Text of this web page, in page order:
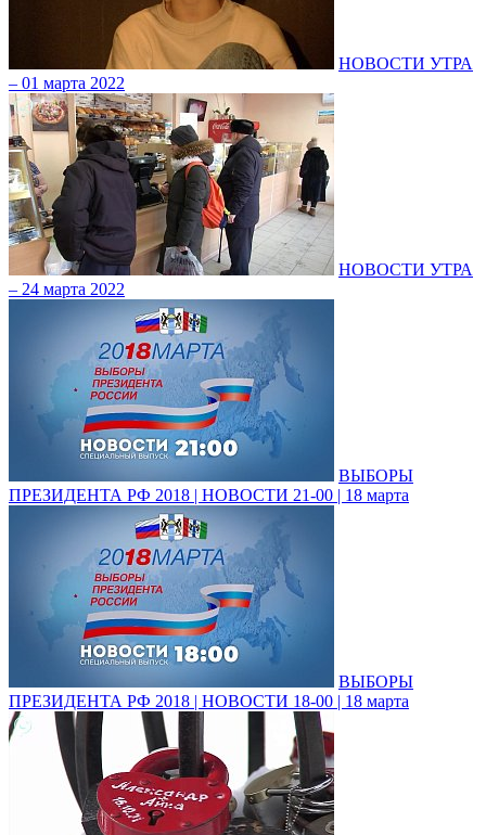
НОВОСТИ УТРА
– 01 марта 2022
НОВОСТИ УТРА
– 24 марта 2022
ВЫБОРЫ
ПРЕЗИДЕНТА РФ 2018 | НОВОСТИ 21-00 | 18 марта
ВЫБОРЫ
ПРЕЗИДЕНТА РФ 2018 | НОВОСТИ 18-00 | 18 марта